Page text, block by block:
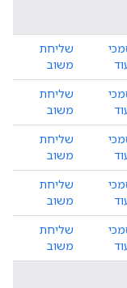
שליחת
משוב
שליחת
משוב
שליחת
משוב
שליחת
משוב
שליחת
משוב